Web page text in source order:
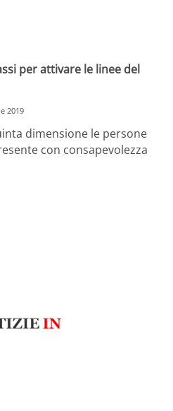
per attivare le linee del
2019
dimensione le persone
con consapevolezza